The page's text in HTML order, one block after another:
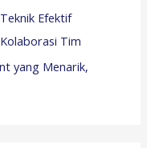
Efektif
Tim
yang Menarik,